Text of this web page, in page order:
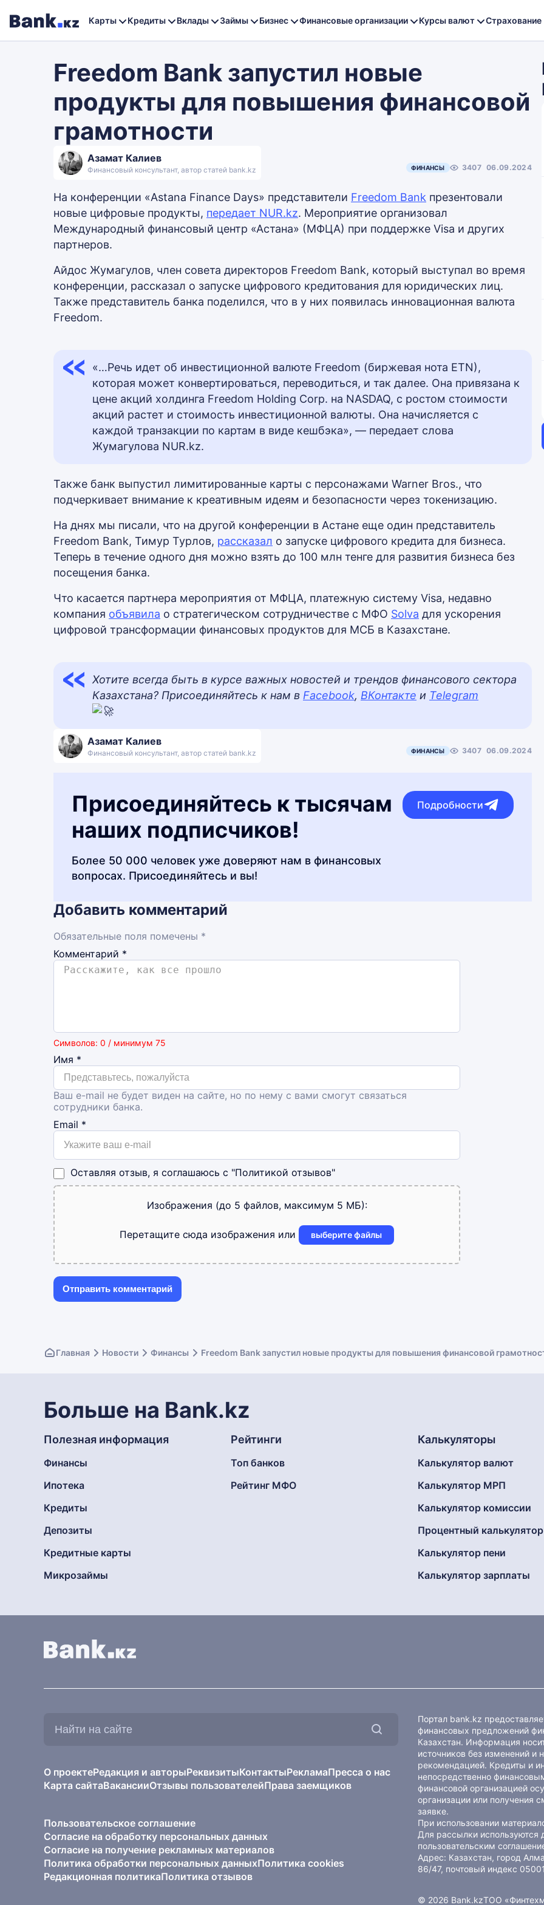
Карты Кредиты Вклады Займы Бизнес Финансовые организации Курсы валют Страхование
Freedom Bank запустил новые
продукты для повышения финансовой
грамотности
Азамат Калиев
Финансовый консультант, автор статей bank.kz ФИНАНСЫ 3407 06.09.2024
На конференции «Astana Finance Days» представители Freedom Bank презентовали
новые цифровые продукты, передает NUR.kz. Мероприятие организовал
Международный финансовый центр «Астана» (МФЦА) при поддержке Visa и других
партнеров.
Айдос Жумагулов, член совета директоров Freedom Bank, который выступал во время
конференции, рассказал о запуске цифрового кредитования для юридических лиц.
Также представитель банка поделился, что в у них появилась инновационная валюта
Freedom.
«…Речь идет об инвестиционной валюте Freedom (биржевая нота ETN),
которая может конвертироваться, переводиться, и так далее. Она привязана к
цене акций холдинга Freedom Holding Corp. на NASDAQ, с ростом стоимости
акций растет и стоимость инвестиционной валюты. Она начисляется с
каждой транзакции по картам в виде кешбэка», — передает слова
Жумагулова NUR.kz.
Также банк выпустил лимитированные карты с персонажами Warner Bros., что
подчеркивает внимание к креативным идеям и безопасности через токенизацию.
На днях мы писали, что на другой конференции в Астане еще один представитель
Freedom Bank, Тимур Турлов, рассказал о запуске цифрового кредита для бизнеса.
Теперь в течение одного дня можно взять до 100 млн тенге для развития бизнеса без
посещения банка.
Что касается партнера мероприятия от МФЦА, платежную систему Visa, недавно
компания объявила о стратегическом сотрудничестве с МФО Solva для ускорения
цифровой трансформации финансовых продуктов для МСБ в Казахстане.
Хотите всегда быть в курсе важных новостей и трендов финансового сектора
Казахстана? Присоединяйтесь к нам в Facebook, ВКонтакте и Telegram
Азамат Калиев
Финансовый консультант, автор статей bank.kz ФИНАНСЫ 3407 06.09.2024
Присоединяйтесь к тысячам
наших подписчиков!
Более 50 000 человек уже доверяют нам в финансовых
вопросах. Присоединяйтесь и вы!
Подробности
Добавить комментарий
Обязательные поля помечены *
Комментарий *
Символов: 0 / минимум 75
Имя *
Ваш e-mail не будет виден на сайте, но по нему с вами смогут связаться
сотрудники банка.
Email *
Оставляя отзыв, я соглашаюсь с "Политикой отзывов"
Изображения (до 5 файлов, максимум 5 МБ):
Перетащите сюда изображения или выберите файлы
Главная Новости Финансы Freedom Bank запустил новые продукты для повышения финансовой
Больше на Bank.kz
Полезная информация
Финансы
Ипотека
Кредиты
Депозиты
Кредитные карты
Микрозаймы
Рейтинги
Топ банков
Рейтинг МФО
Калькуляторы
Калькулятор валют
Калькулятор МРП
Калькулятор комиссии
Процентный калькулятор
Калькулятор пени
Калькулятор зарплаты
О проектеРедакция и авторыРеквизитыКонтактыРекламаПресса о нас
Карта сайтаВакансииОтзывы пользователейПрава заемщиков
Пользовательское соглашение
Согласие на обработку персональных данных
Согласие на получение рекламных материалов
Политика обработки персональных данныхПолитика cookies
Редакционная политикаПолитика отзывов
Портал bank.kz
финансовых предложений
Казахстан. Информация
источников без изменений и
рекомендацией. Кредиты и
непосредственно
финансовой организацией
организации или получения
заявке.
При использовании
Для рассылки используются
пользовательским
Адрес: Казахстан, город
86/47, почтовый индекс
© 2026 Bank.kzТОО